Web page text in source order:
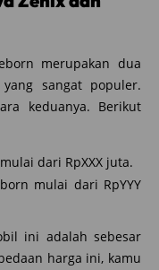
merupakan dua
sangat populer.
keduanya. Berikut
dari RpXXX juta.
mulai dari RpYYY
ini adalah sebesar
harga ini, kamu